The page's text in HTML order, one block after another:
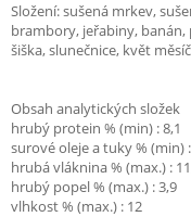
Složení: sušená mrkev,
brambory, jeřabiny,
šiška, slunečnice, květ
Obsah analytických složek
hrubý protein % (min) : 8,1
surové oleje a tuky % (min)
hrubá vláknina % (max.) :
hrubý popel % (max.) : 3,9
vlhkost % (max.) : 12